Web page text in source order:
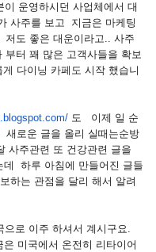
운영하시던 사업체에서 대
사주를 보고 지금은 마케팅
도 좋은 대운이라고.. 사주
터 꽤 많은 고객사들을 확보
다이닝 카페도 시작 했습니
도 이제 일 순
새로운 글을 올리 실때는순방
사주관련 또 건강관련 글을
데 하루 아침에 만들어진 글들
하는 관점을 달리 해서 알려
로 이주 하셔서 계시구요.
미국에서 온전히 리타이어